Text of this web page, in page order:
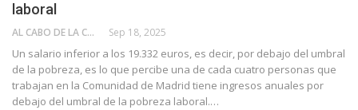
laboral
AL CABO DE LA CALLE Sep 18, 2025
Un salario inferior a los 19.332 euros, es decir, por debajo del umbral
de la pobreza, es lo que percibe una de cada cuatro personas que
trabajan en la Comunidad de Madrid tiene ingresos anuales por
debajo del umbral de la pobreza laboral.…